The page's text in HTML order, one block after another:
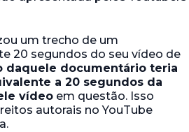
um trecho de um
20 segundos do seu vídeo de
daquele documentário teria
a 20 segundos da
vídeo em questão. Isso
autorais no YouTube